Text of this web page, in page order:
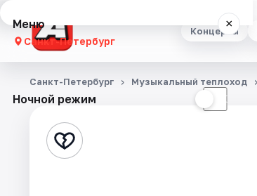
Концерты
Меню ×
Санкт-Петербург
Концерты
Стендап
Ночной режим ☾
Санкт-Петербург Музыкальный теплоход